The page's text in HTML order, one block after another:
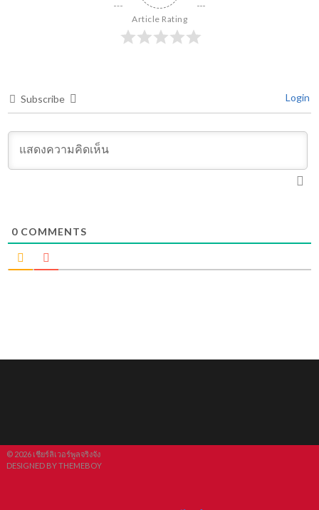
Article Rating
Subscribe Login
0 COMMENTS
© 2026 เชียร์ลิเวอร์พูลจริงจัง
DESIGNED BY THEMEBOY